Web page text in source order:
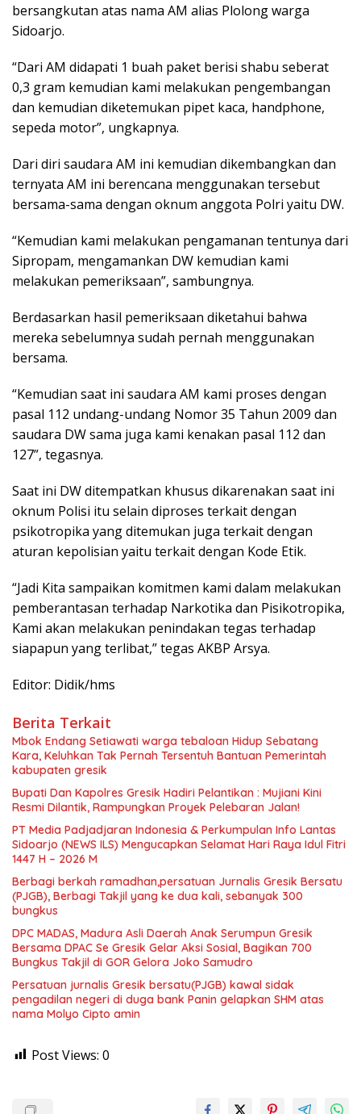
bersangkutan atas nama AM alias Plolong warga
Sidoarjo.
“Dari AM didapati 1 buah paket berisi shabu seberat
0,3 gram kemudian kami melakukan pengembangan
dan kemudian diketemukan pipet kaca, handphone,
sepeda motor”, ungkapnya.
Dari diri saudara AM ini kemudian dikembangkan dan
ternyata AM ini berencana menggunakan tersebut
bersama-sama dengan oknum anggota Polri yaitu DW.
“Kemudian kami melakukan pengamanan tentunya dari
Sipropam, mengamankan DW kemudian kami
melakukan pemeriksaan”, sambungnya.
Berdasarkan hasil pemeriksaan diketahui bahwa
mereka sebelumnya sudah pernah menggunakan
bersama.
“Kemudian saat ini saudara AM kami proses dengan
pasal 112 undang-undang Nomor 35 Tahun 2009 dan
saudara DW sama juga kami kenakan pasal 112 dan
127”, tegasnya.
Saat ini DW ditempatkan khusus dikarenakan saat ini
oknum Polisi itu selain diproses terkait dengan
psikotropika yang ditemukan juga terkait dengan
aturan kepolisian yaitu terkait dengan Kode Etik.
“Jadi Kita sampaikan komitmen kami dalam melakukan
pemberantasan terhadap Narkotika dan Pisikotropika,
Kami akan melakukan penindakan tegas terhadap
siapapun yang terlibat,” tegas AKBP Arsya.
Editor: Didik/hms
Berita Terkait
Mbok Endang Setiawati warga tebaloan Hidup Sebatang
Kara, Keluhkan Tak Pernah Tersentuh Bantuan Pemerintah
kabupaten gresik
​Bupati Dan Kapolres Gresik Hadiri Pelantikan : Mujiani Kini
Resmi Dilantik, Rampungkan Proyek Pelebaran Jalan!
PT Media Padjadjaran Indonesia & Perkumpulan Info Lantas
Sidoarjo (NEWS ILS) Mengucapkan Selamat Hari Raya Idul Fitri
1447 H – 2026 M
Berbagi berkah ramadhan,persatuan Jurnalis Gresik Bersatu
(PJGB), Berbagi Takjil yang ke dua kali, sebanyak 300
bungkus
DPC MADAS, Madura Asli Daerah Anak Serumpun Gresik
Bersama DPAC Se Gresik Gelar Aksi Sosial, Bagikan 700
Bungkus Takjil di GOR Gelora Joko Samudro
Persatuan jurnalis Gresik bersatu(PJGB) kawal sidak
pengadilan negeri di duga bank Panin gelapkan SHM atas
nama Molyo Cipto amin
Post Views: 0